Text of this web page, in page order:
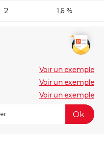
2 1,6 %
Voir un exemple
Voir un exemple
Voir un exemple